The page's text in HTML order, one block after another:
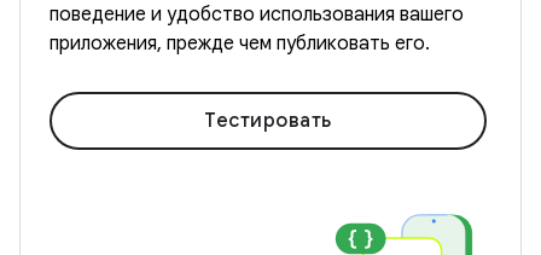
поведение и удобство использования вашего
приложения, прежде чем публиковать его.
Тестировать